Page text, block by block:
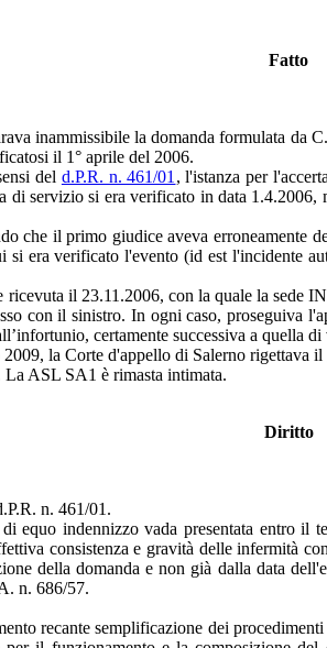
Fatto
inammissibile la domanda formulata da
il 1° aprile del 2006.
del d.P.R. n. 461/01 , l'istanza per
di servizio si era verificato in data
che il primo giudice aveva
era verificato l'evento (id est l'incidente
il 23.11.2006, con la quale la
con il sinistro. In ogni caso, proseguiva
certamente successiva a quella
la Corte d'appello di Salerno rigettava il
ASL SA1 è rimasta intimata.
Diritto
n. 461/01.
equo indennizzo vada presentata entro
consistenza e gravità delle infermità
della domanda e non già dalla data
n. 686/57.
recante semplificazione dei